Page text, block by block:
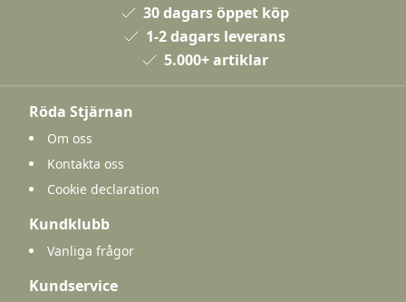
30 dagars öppet köp
1-2 dagars leverans
5.000+ artiklar
Röda Stjärnan
Om oss
Kontakta oss
Cookie declaration
Kundklubb
Vanliga frågor
Kundservice